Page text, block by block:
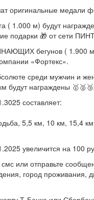
оригинальные медали
( 1.000 м) будут
подарки 🎁 от сети
бегунов ( 1.900
«Фортекс».
среди мужчин и
будут награждены
составляет:
5,5 км, 10 км, 15,4
увеличится на 100
или отправьте
город проживания,